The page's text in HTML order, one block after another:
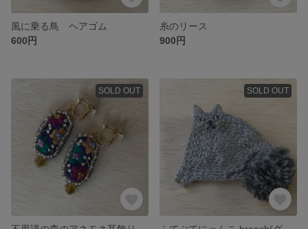
風に乗る鳥 ヘアゴム
600円
糸のリース
900円
SOLD OUT SOLD OUT